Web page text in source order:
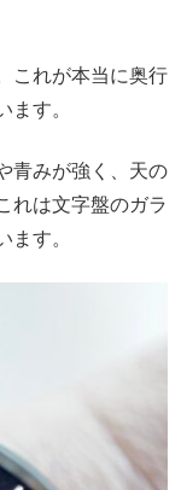
これが本当に奥行
ます。
青みが強く、天の
れは文字盤のガラ
ます。